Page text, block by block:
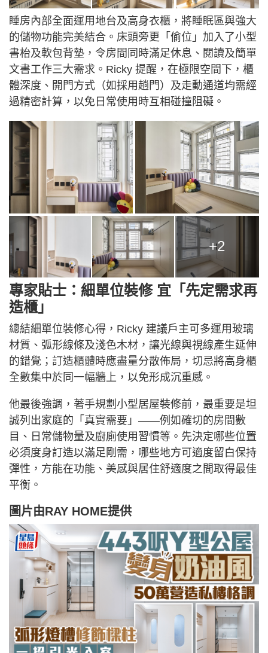
睡房內部全面運用地台及高身衣櫃，將睡眠區與強大
的儲物功能完美結合。床頭旁更「偷位」加入了小型
書枱及軟包背墊，令房間同時滿足休息、閱讀及簡單
文書工作三大需求。Ricky 提醒，在極限空間下，櫃
體深度、開門方式（如採用趟門）及走動通道均需經
過精密計算，以免日常使用時互相碰撞阻礙。
+2
專家貼士：細單位裝修 宜「先定需求再
造櫃」
總結細單位裝修心得，Ricky 建議戶主可多運用玻璃
材質、弧形線條及淺色木材，讓光線與視線產生延伸
的錯覺；訂造櫃體時應盡量分散佈局，切忌將高身櫃
全數集中於同一幅牆上，以免形成沉重感。
他最後強調，著手規劃小型居屋裝修前，最重要是坦
誠列出家庭的「真實需要」——例如確切的房間數
目、日常儲物量及廚廁使用習慣等。先決定哪些位置
必須度身訂造以滿足剛需，哪些地方可適度留白保持
彈性，方能在功能、美感與居住舒適度之間取得最佳
平衡。
圖片由RAY HOME提供